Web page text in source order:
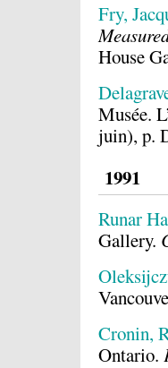
Fry,
House
Musée.
juin), p.
1991
Runar
Gallery.
Cronin,
Ontario.